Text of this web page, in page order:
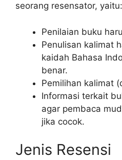
seorang resensator, yaitu:
Penilaian buku
Penulisan kalimat
kaidah Bahasa
benar.
Pemilihan kalimat
Informasi terkait
agar pembaca
jika cocok.
Jenis Resensi